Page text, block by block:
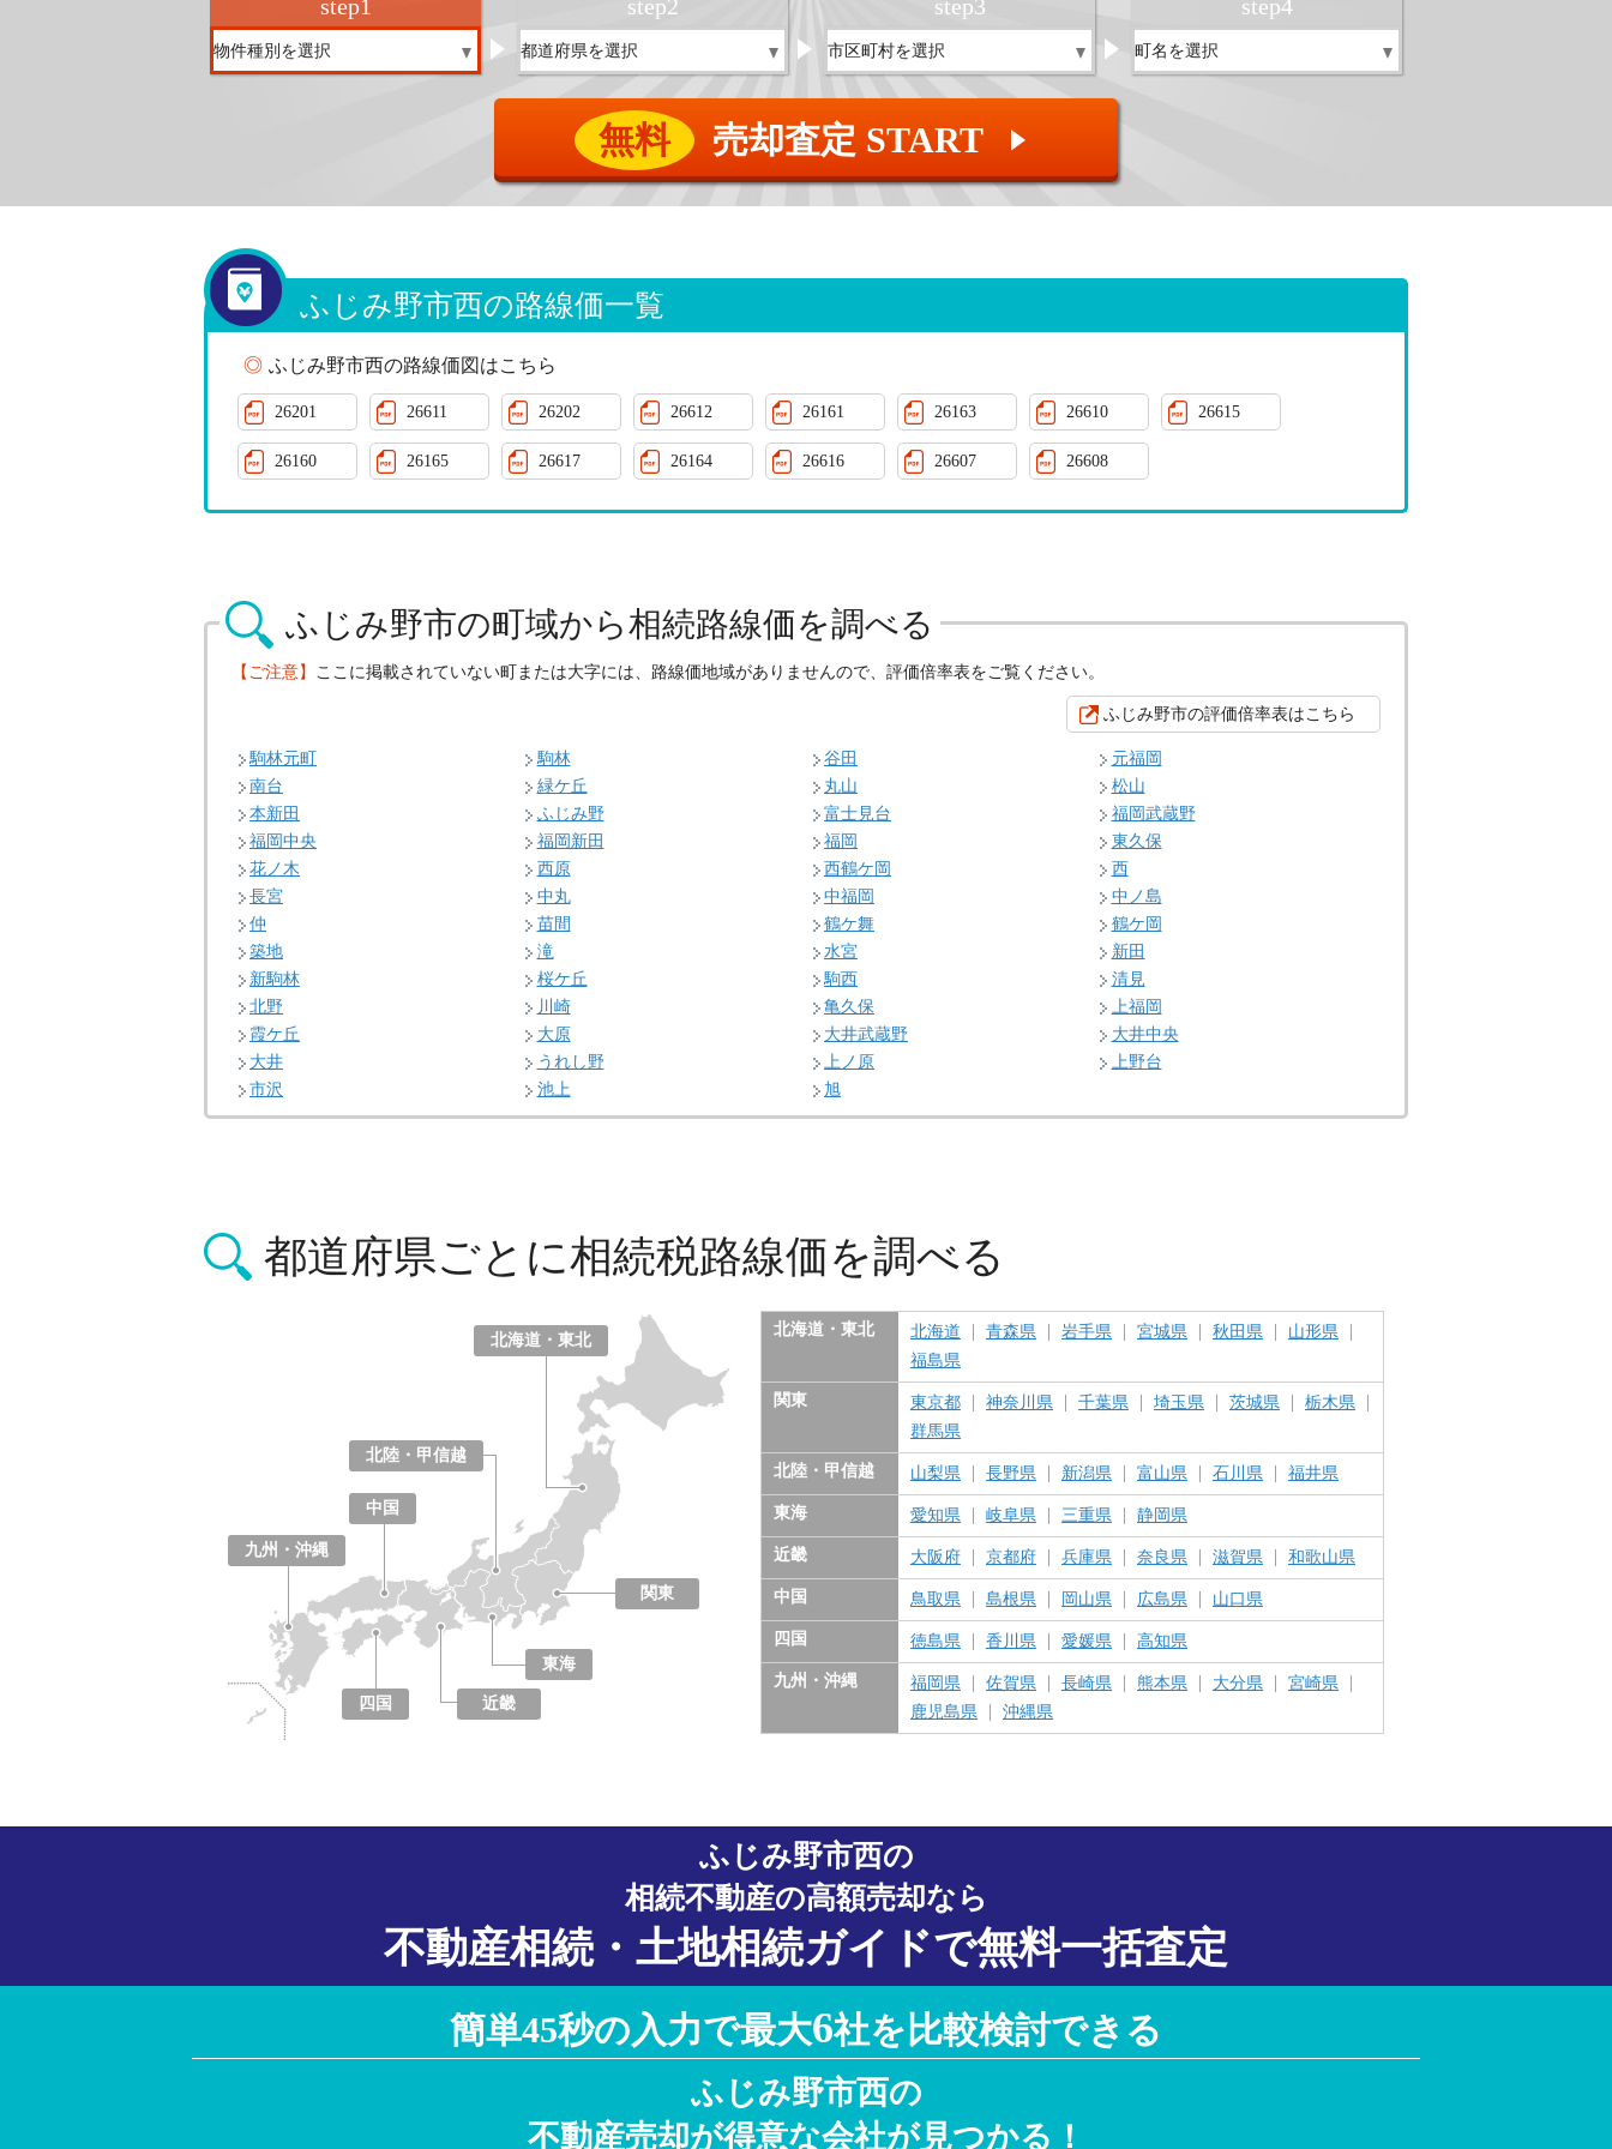
step1 step2 step3 step4
無料 売却査定 START ▲
ふじみ野市西の路線価一覧
ふじみ野市西の路線価図はこちら
26201 26611 26202 26612 26161 26163 26610 26615
26160 26165 26617 26164 26616 26607 26608
ふじみ野市の町域から相続路線価を調べる
【ご注意】 ここに掲載されていない町または大字には、路線価地域がありませんので、評価倍率表をご覧ください。
ふじみ野市の評価倍率表はこちら
駒林元町 駒林 谷田
元福岡
南台
緑ケ丘 丸山
松山
本新田
ふじみ野 富士見台
福岡武蔵野
福岡中央
福岡新田 福岡
東久保
花ノ木
西原 西鶴ケ岡
西
長宮
中丸 中福岡
中ノ島
仲
苗間 鶴ケ舞
鶴ケ岡
築地
滝 水宮
新田
新駒林
桜ケ丘 駒西
清見
北野
川崎 亀久保
上福岡
霞ケ丘
大原 大井武蔵野
大井中央
大井
うれし野 上ノ原
上野台
市沢
池上 旭
都道府県ごとに相続税路線価を調べる
北海道・東北
関東
北陸・甲信越
東海
愛知県
岐阜県
三重県
静岡県
近畿
中国
四国
九州・沖縄
北海道・東北 北海道 青森県 岩手県 宮城県 秋田県
山形県
福島県
関東 東京都 神奈川県 千葉県 埼玉県 茨城県
栃木県
群馬県
北陸・甲信越 山梨県 長野県 新潟県 富山県 石川県 福井県
東海 愛知県 岐阜県 三重県 静岡県
近畿 大阪府 京都府 兵庫県 奈良県 滋賀県 和歌山県
中国 鳥取県 島根県 岡山県 広島県 山口県
四国 徳島県 香川県 愛媛県 高知県
九州・沖縄 福岡県 佐賀県 長崎県 熊本県 大分県
宮崎県
鹿児島県
沖縄県
ふじみ野市西の
相続不動産の高額売却なら
不動産相続・土地相続ガイドで無料一括査定
簡単45秒の入力で最大6社を比較検討できる
ふじみ野市西の
不動産売却が得意な会社が見つかる！